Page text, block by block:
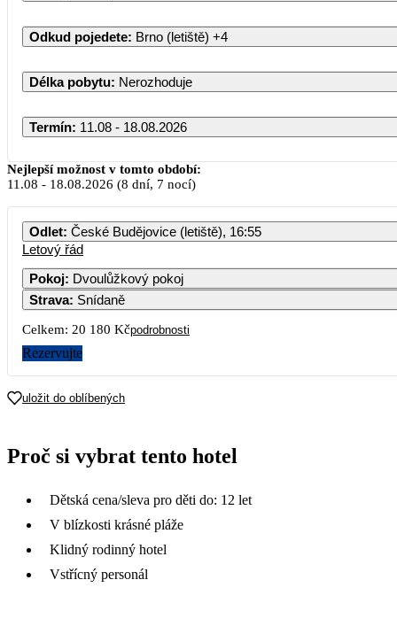
Odkud pojedete: Brno (letiště) +4
Délka pobytu: Nerozhoduje
Termín: 11.08 - 18.08.2026
Nejlepší možnost v tomto období:
11.08 - 18.08.2026 (8 dní, 7 nocí)
Odlet: České Budějovice (letiště), 16:55
Letový řád
Pokoj: Dvoulůžkový pokoj
Strava: Snídaně
Celkem: 20 180 Kčpodrobnosti
Rezervujte
uložit do oblíbených
Proč si vybrat tento hotel
Dětská cena/sleva pro děti do: 12 let
V blízkosti krásné pláže
Klidný rodinný hotel
Vstřícný personál